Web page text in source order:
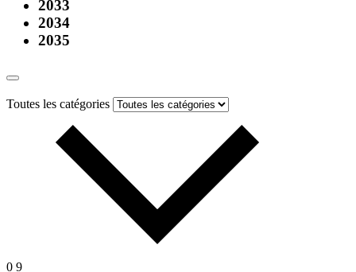
2033
2034
2035
Toutes les catégories
0 9